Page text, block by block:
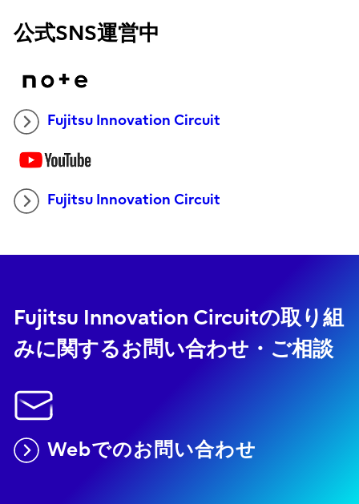
公式SNS運営中
Fujitsu Innovation Circuit
Fujitsu Innovation Circuit
Fujitsu Innovation Circuitの取り組
みに関するお問い合わせ・ご相談
Webでのお問い合わせ